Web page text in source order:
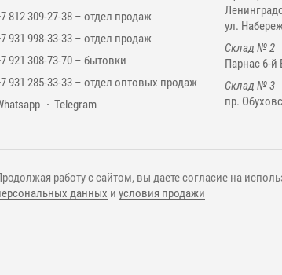
812 309-27-38 –отдел продаж
931 998-33-33 –отдел продаж
921 308-73-70 –бытовки
931 285-33-33 –отдел оптовых продаж
Telegram
ул.
Склад № 2
Парнас 6-й
Склад № 3
пр.
работу с сайтом, вы даете согласие на
данных иусловия продажи